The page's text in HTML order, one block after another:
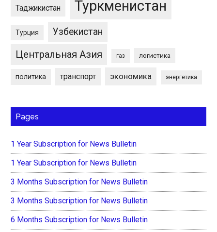
Таджикистан Туркменистан
Турция Узбекистан
Центральная Азия газ логистика
политика транспорт экономика энергетика
Pages
1 Year Subscription for News Bulletin
1 Year Subscription for News Bulletin
3 Months Subscription for News Bulletin
3 Months Subscription for News Bulletin
6 Months Subscription for News Bulletin